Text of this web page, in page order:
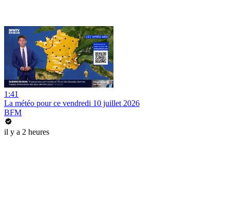
1:41
La météo pour ce vendredi 10 juillet 2026
BFM
il y a 2 heures